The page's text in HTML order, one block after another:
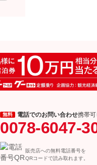
無料 電話でのお問い合わせ携帯可
0078-6047-
販売店への無料電話番号を
QRコードで読み取れます。